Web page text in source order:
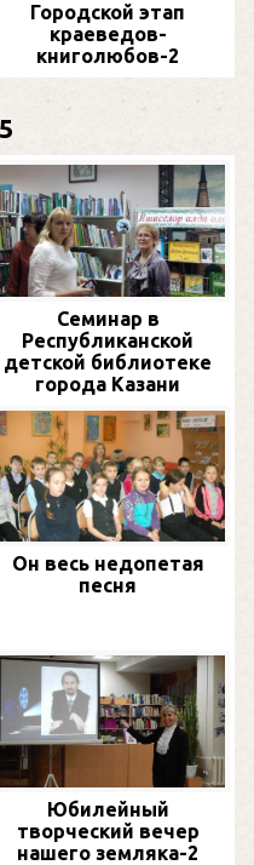
Городской этап
краеведов-
книголюбов-2
Семинар в
Республиканской
детской библиотеке
города Казани
Он весь недопетая
песня
Юбилейный
творческий вечер
нашего земляка-2